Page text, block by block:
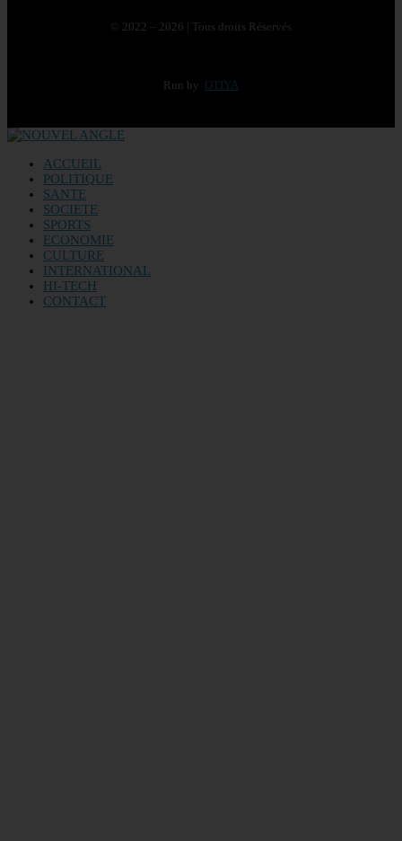
© 2022 – 2026 | Tous droits Réservés
Run by OTIYA
ACCUEIL
POLITIQUE
SANTE
SOCIETE
SPORTS
ECONOMIE
CULTURE
INTERNATIONAL
HI-TECH
CONTACT